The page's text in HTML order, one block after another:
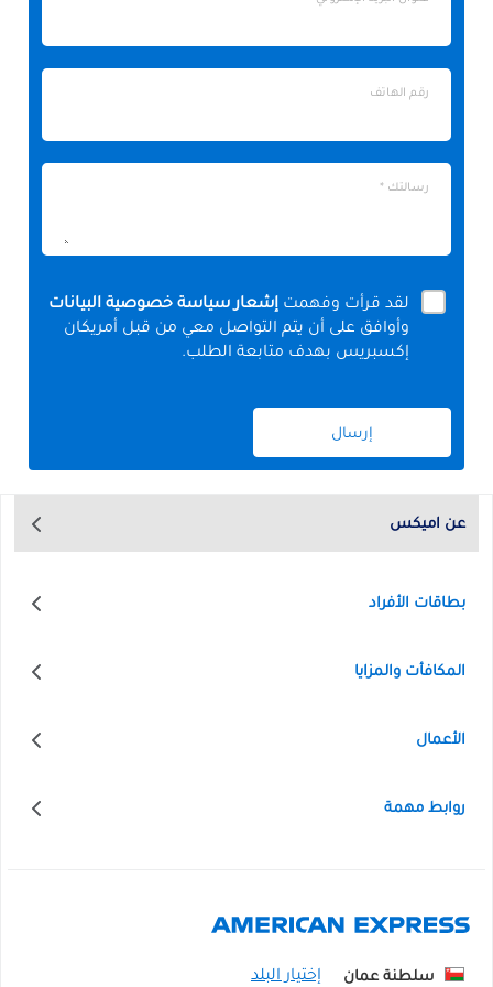
الإلكتروني
رقم
رقم الهاتف
رسالتك
رسالتك *
لقد قرأت وفهمت إشعار سياسة خصوصية البيانات
وأوافق على أن يتم التواصل معي من قبل أمريكان
إكسبريس بهدف متابعة الطلب.
إرسال
عن اميكس
بطاقات الأفراد
المكافأت والمزايا
الأعمال
روابط مهمة
سلطنة عمان